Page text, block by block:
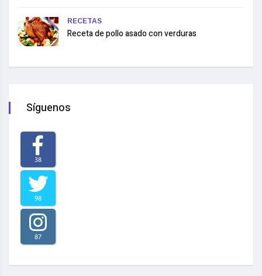
RECETAS
Receta de pollo asado con verduras
Síguenos
38
98
87